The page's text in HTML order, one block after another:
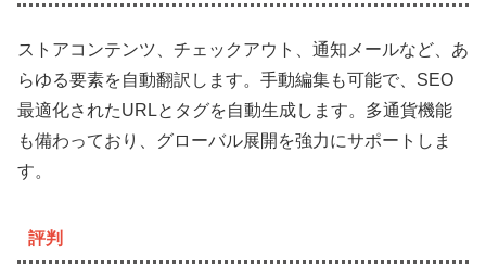
ストアコンテンツ、チェックアウト、通知メールなど、あ
らゆる要素を自動翻訳します。手動編集も可能で、SEO
最適化されたURLとタグを自動生成します。多通貨機能
も備わっており、グローバル展開を強力にサポートしま
す。
評判